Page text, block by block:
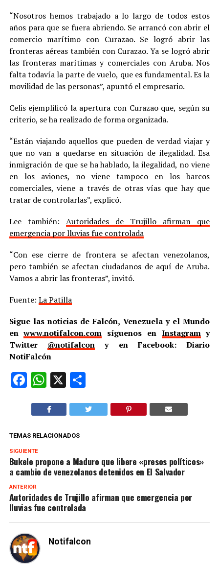
“Nosotros hemos trabajado a lo largo de todos estos
años para que se fuera abriendo. Se arrancó con abrir el
comercio marítimo con Curazao. Se logró abrir las
fronteras aéreas también con Curazao. Ya se logró abrir
las fronteras marítimas y comerciales con Aruba. Nos
falta todavía la parte de vuelo, que es fundamental. Es la
movilidad de las personas”, apuntó el empresario.
Celis ejemplificó la apertura con Curazao que, según su
criterio, se ha realizado de forma organizada.
“Están viajando aquellos que pueden de verdad viajar y
que no van a quedarse en situación de ilegalidad. Esa
inmigración de que se ha hablado, la ilegalidad, no viene
en los aviones, no viene tampoco en los barcos
comerciales, viene a través de otras vías que hay que
tratar de controlarlas”, explicó.
Lee también: Autoridades de Trujillo afirman que
emergencia por lluvias fue controlada
“Con ese cierre de frontera se afectan venezolanos,
pero también se afectan ciudadanos de aquí de Aruba.
Vamos a abrir las fronteras”, invitó.
Fuente: La Patilla
Sigue las noticias de Falcón, Venezuela y el Mundo
enwww.notifalcon.com síguenos en Instagramy
Twitter @notifalcon y en Facebook: Diario
NotiFalcón
Facebook
WhatsApp
X Compartir
TEMAS RELACIONADOS
SIGUIENTE
Bukele propone a Maduro que libere «presos políticos»
a cambio de venezolanos detenidos en El Salvador
ANTERIOR
Autoridades de Trujillo afirman que emergencia por
lluvias fue controlada
Notifalcon